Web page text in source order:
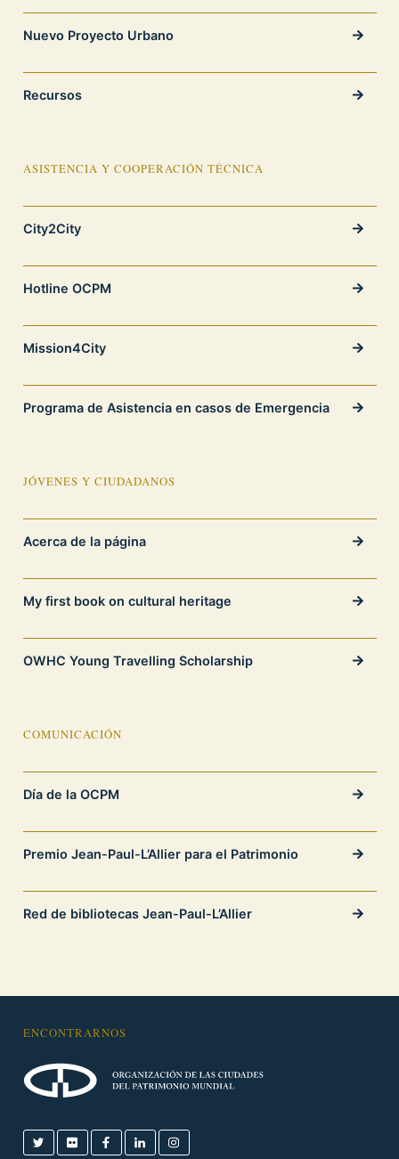
Nuevo Proyecto Urbano
Recursos
ASISTENCIA Y COOPERACIÓN TÉCNICA
City2City
Hotline OCPM
Mission4City
Programa de Asistencia en casos de Emergencia
JÓVENES Y CIUDADANOS
Acerca de la página
My first book on cultural heritage
OWHC Young Travelling Scholarship
COMUNICACIÓN
Día de la OCPM
Premio Jean-Paul-L’Allier para el Patrimonio
Red de bibliotecas Jean-Paul-L’Allier
ENCONTRARNOS